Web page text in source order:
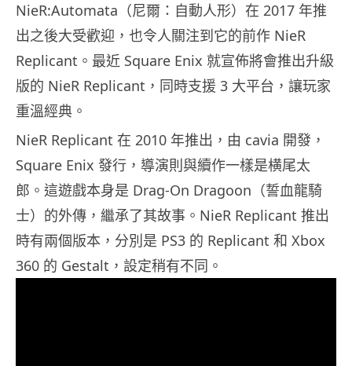
NieR:Automata（尼爾：自動人形）在 2017 年推
出之後大受歡迎，也令人關注到它的前作 NieR
Replicant。最近 Square Enix 就宣佈將會推出升級
版的 NieR Replicant，同時支援 3 大平台，讓玩家
重溫經典。
NieR Replicant 在 2010 年推出，由 cavia 開發，
Square Enix 發行，導演則與續作一樣是横尾太
郎。這遊戲本身是 Drag-On Dragoon（誓血龍騎
士）的外傳，繼承了其故事。NieR Replicant 推出
時有兩個版本，分別是 PS3 的 Replicant 和 Xbox
360 的 Gestalt，設定稍有不同。